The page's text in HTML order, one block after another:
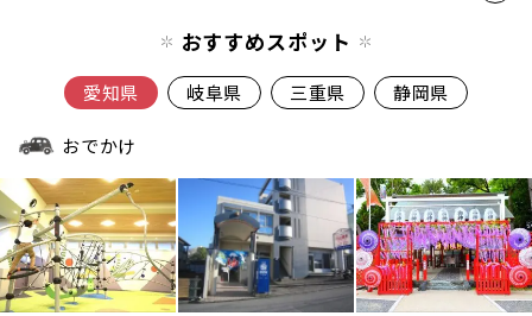
おすすめスポット
愛知県 岐阜県 三重県 静岡県
おでかけ